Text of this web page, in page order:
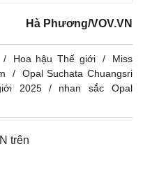
Hà Phương/VOV.VN
Hoa hậu Thế giới
Miss
Opal Suchata Chuangsri
2025
nhan sắc Opal
trên